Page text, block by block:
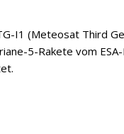
I1 (Meteosat Third
5-Rakete vom